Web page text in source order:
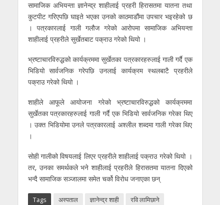
सामाजिक अभियन्ता ज्ञानेन्द्र शाहीलाई प्रहरी हिरासतमा यातना तथा
कुटपीट गरिएपछि घाइते भएका उनको काठमाडौंमा उपचार भइरहेको छ
। पत्रकारलाई गाली गलौज गरेको आरोपमा सामाजिक अभियन्ता
शाहीलाई प्रहरीले सुर्खेतबाट पक्राउ गरेको थियो ।
भ्रष्टाचारविरुद्धको कार्यक्रममा सुर्खेतका पत्रकारहरुलाई गाली गर्दै एक
भिडियो सार्वजनिक गरेपछि उनलाई कार्यक्रम स्थलबाटै प्रहरीले
पक्राउ गरेको थियो ।
शाहीले आफूले आयोजना गरेको भ्रष्टाचारविरुद्धको कार्यक्रममा
सुर्खेतका पत्रकारहरुलाई गाली गर्दै एक भिडियो सार्वजनिक गरेका थिए
। उक्त भिडियोमा उनले पत्रकारलाई अश्लील शब्दमा गाली गरेका थिए
।
सोही गालीको विषयलाई लिएर प्रहरीले शाहीलाई पक्राउ गरेको थियो ।
तर, उनका समर्थकले भने शाहीलाई प्रहरीले हिरासतमा यातना दिएको
भन्दै सामाजिक सञ्जालमा समेत चर्को विरोध जनाएका छन्
Tags अस्पताल ज्ञानेन्द्र शाही रवि लामिछाने